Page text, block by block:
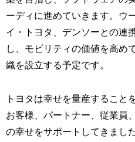
ーディに進めていきます。ウ
イ・トヨタ、デンソーとの連
し、モビリティの価値を高め
織を設立する予定です。
トヨタは幸せを量産すること
お客様、パートナー、従業員
の幸せをサポートしてきまし